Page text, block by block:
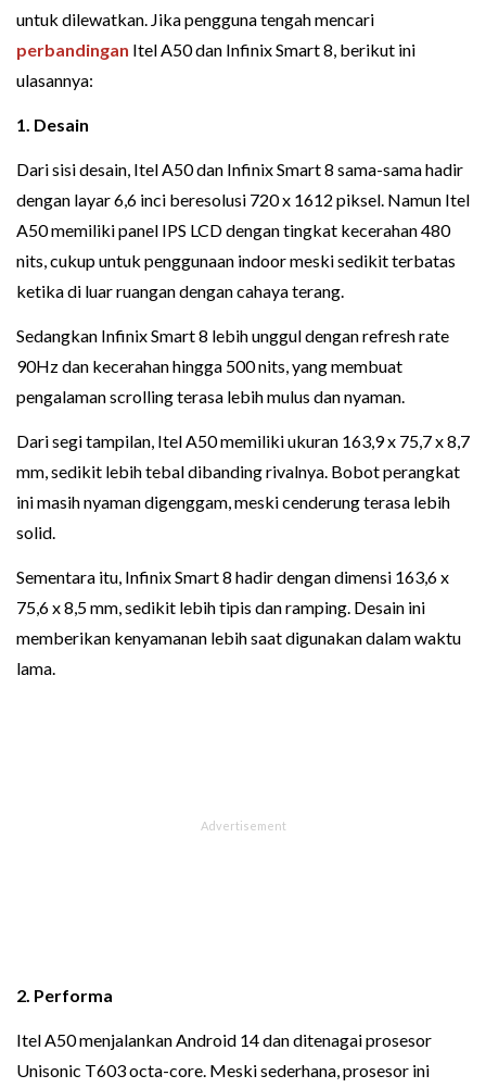
untuk dilewatkan. Jika pengguna tengah mencari
perbandingan Itel A50 dan Infinix Smart 8, berikut ini
ulasannya:
1. Desain
Dari sisi desain, Itel A50 dan Infinix Smart 8 sama-sama hadir
dengan layar 6,6 inci beresolusi 720 x 1612 piksel. Namun Itel
A50 memiliki panel IPS LCD dengan tingkat kecerahan 480
nits, cukup untuk penggunaan indoor meski sedikit terbatas
ketika di luar ruangan dengan cahaya terang.
Sedangkan Infinix Smart 8 lebih unggul dengan refresh rate
90Hz dan kecerahan hingga 500 nits, yang membuat
pengalaman scrolling terasa lebih mulus dan nyaman.
Dari segi tampilan, Itel A50 memiliki ukuran 163,9 x 75,7 x 8,7
mm, sedikit lebih tebal dibanding rivalnya. Bobot perangkat
ini masih nyaman digenggam, meski cenderung terasa lebih
solid.
Sementara itu, Infinix Smart 8 hadir dengan dimensi 163,6 x
75,6 x 8,5 mm, sedikit lebih tipis dan ramping. Desain ini
memberikan kenyamanan lebih saat digunakan dalam waktu
lama.
2. Performa
Itel A50 menjalankan Android 14 dan ditenagai prosesor
Unisonic T603 octa-core. Meski sederhana, prosesor ini